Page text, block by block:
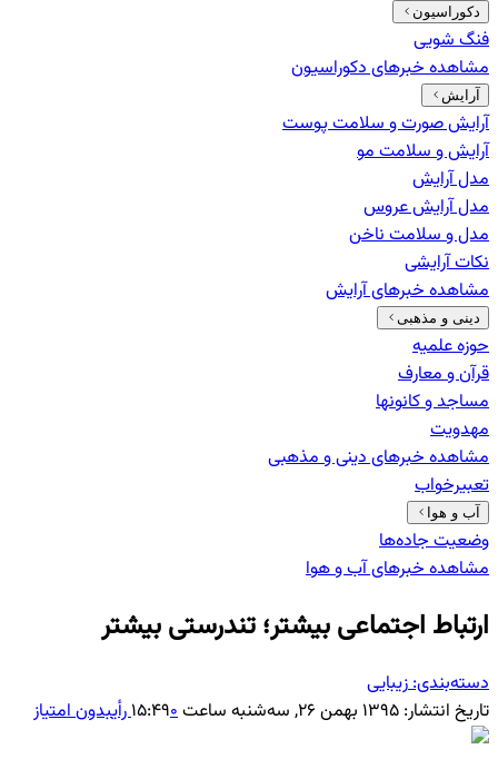
دکوراسیون
فنگ شویی
مشاهده خبرهایدکوراسیون
آرایش
آرایش صورت و سلامت پوست
آرایش و سلامت مو
مدل آرایش
مدل آرایش عروس
مدل و سلامت ناخن
نکات آرایشی
مشاهده خبرهایآرایش
دینی و مذهبی
حوزه علمیه
قرآن و معارف
مساجد و کانونها
مهدویت
مشاهده خبرهایدینی و مذهبی
تعبیرخواب
آب و هوا
وضعیت جاده‌ها
مشاهده خبرهایآب و هوا
ارتباط اجتماعی بیشتر؛ تندرستی بیشتر
دسته‌بندی:زیبایی
تاریخ انتشار: ۱۳۹۵ بهمن ۲۶, سه‌شنبه ساعت ۱۵:۴۹ ۰ رأیبدون امتیاز